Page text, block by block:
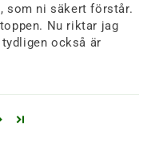
som ni säkert förstår.
Nu riktar jag
också är